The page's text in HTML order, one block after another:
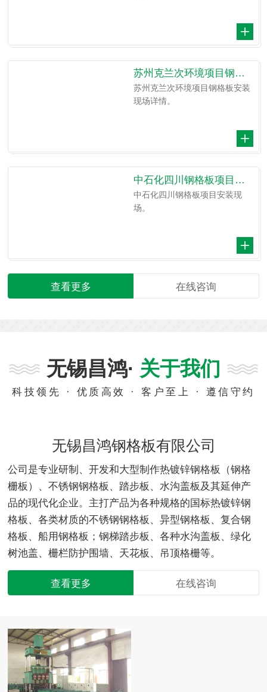
苏州克兰次环境项目钢格板安装现场
苏州克兰次环境项目钢格板安装
现场详情。
中石化四川钢格板项目安装现场
中石化四川钢格板项目安装现
场。
查看更多 在线咨询
无锡昌鸿· 关于我们
科技领先 · 优质高效 · 客户至上 · 遵信守约
无锡昌鸿钢格板有限公司
公司是专业研制、开发和大型制作热镀锌钢格板（钢格
栅板）、不锈钢钢格板、踏步板、水沟盖板及其延伸产
品的现代化企业。主打产品为各种规格的国标热镀锌钢
格板、各类材质的不锈钢钢格板、异型钢格板、复合钢
格板、船用钢格板；钢梯踏步板、各种水沟盖板、绿化
树池盖、栅栏防护围墙、天花板、吊顶格栅等。
查看更多 在线咨询